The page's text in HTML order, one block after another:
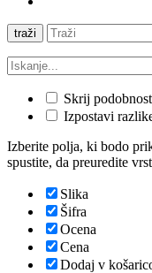
traži
Skrij
Izpostavi
Izberite polja, ki bodo
spustite, da preuredite
Slika
Šifra
Ocena
Cena
Dodaj v